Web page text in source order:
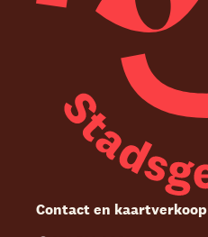
Contact en kaartverkoop